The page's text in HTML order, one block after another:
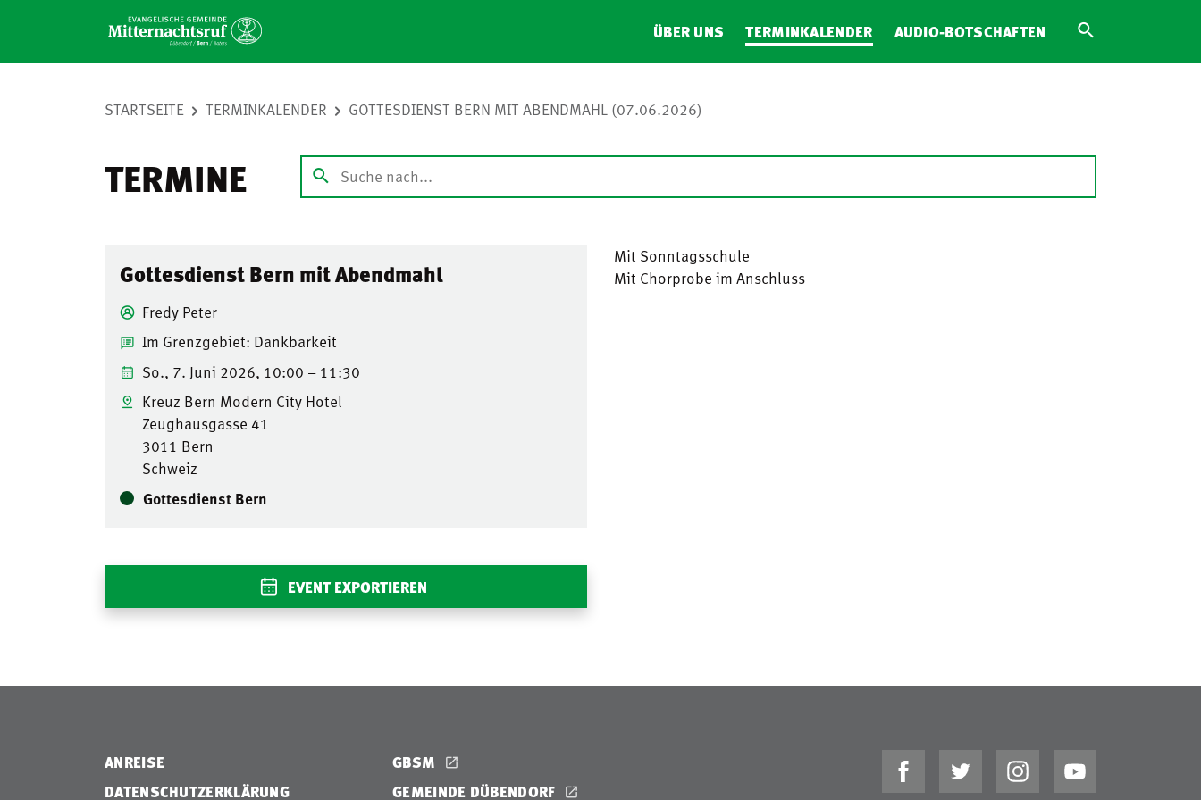
ÜBER UNS TERMINKALENDER AUDIO-BOTSCHAFTEN
STARTSEITE TERMINKALENDER GOTTESDIENST BERN MIT ABENDMAHL (07.06.2026)
TERMINE
Gottesdienst Bern mit Abendmahl
Fredy Peter
Im Grenzgebiet: Dankbarkeit
So., 7. Juni 2026, 10:00 – 11:30
Kreuz Bern Modern City Hotel
Zeughausgasse 41
3011 Bern
Schweiz
Gottesdienst Bern
Mit Sonntagsschule
Mit Chorprobe im Anschluss
EVENT EXPORTIEREN
ANREISE
DATENSCHUTZERKLÄRUNG
GBSM
GEMEINDE DÜBENDORF